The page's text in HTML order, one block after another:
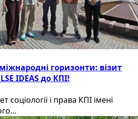
горизонти: візит
IDEAS до КПІ!
соціології і права КПІ імені